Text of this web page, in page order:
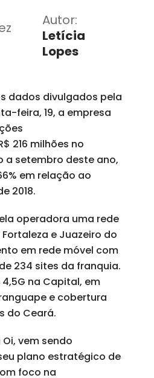
Autor:
Letícia
Lopes
dados divulgados pela
feira, 19, a empresa
216 milhões no
a setembro deste ano,
em relação ao
2018.
operadora uma rede
e Juazeiro do
em rede móvel com
234 sites da franquia.
na Capital, em
e cobertura
do Ceará.
vem sendo
plano estratégico de
foco na